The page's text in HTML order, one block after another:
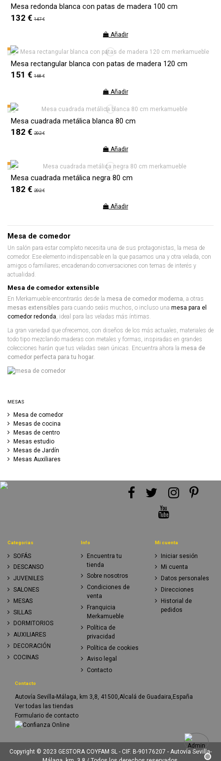
Mesa redonda blanca con patas de madera 100 cm
132 € 147 €
Añadir
Mesa rectangular blanca con patas de madera 120 cm
151 € 168 €
Añadir
Mesa cuadrada metálica blanca 80 cm
182 € 202 €
Añadir
Mesa cuadrada metálica negra 80 cm
182 € 202 €
Añadir
Mesa de comedor
Un salón para estar completo necesita una de sus protagonistas, la mesa de
comedor. Ese elemento indispensable en la que pasamos una y otra velada, con
amigos o familiares; encadenando conversaciones con temas de interés y
actualidad.
Mesa de comedor extensible
En Merkamueble encontrarás desde la mesa de comedor moderna, a otras
mesas extensibles para cuando seáis muchos, o incluso una mesa para el
comedor redonda, ideal para las veladas más íntimas.
La gran variedad que ofrecemos, con diseños de los más actuales, materiales de
todo tipo mezclando maderas con metales y formas, inspiradas en grandes
colecciones harán que tus veladas sean únicas. Encuentra ahora la mesa de
comedor perfecta para tu hogar.
MESAS
Mesa de comedor
Mesas de cocina
Mesas de centro
Mesas estudio
Mesas de Jardín
Mesas Auxiliares
Categorias
SOFÁS
DESCANSO
JUVENILES
SALONES
MESAS
SILLAS
DORMITORIOS
AUXILIARES
DECORACIÓN
COCINAS
Info
Encuentra tu
tienda
Sobre nosotros
Condiciones de
venta
Franquicia
Merkamueble
Política de
privacidad
Política de cookies
Aviso legal
Contacto
Mi cuenta
Iniciar sesión
Mi cuenta
Datos personales
Direcciones
Historial de
pedidos
Contacto
Autovía Sevilla-Málaga, km 3,8, 41500,Alcalá de Guadaira,España
Ver todas las tiendas
Formulario de contacto
Copyright © 2023 GESTORA COYFAM SL - CIF. B-90176207 - Autovía Sevilla-